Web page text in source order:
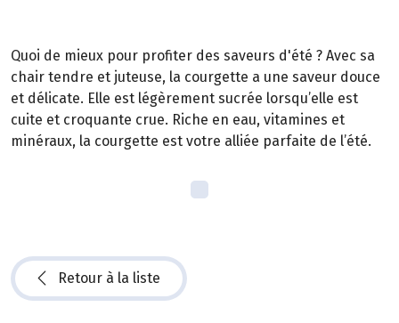
Quoi de mieux pour profiter des saveurs d'été ? Avec sa
chair tendre et juteuse, la courgette a une saveur douce
et délicate. Elle est légèrement sucrée lorsqu’elle est
cuite et croquante crue. Riche en eau, vitamines et
minéraux, la courgette est votre alliée parfaite de l’été.
Retour à la liste